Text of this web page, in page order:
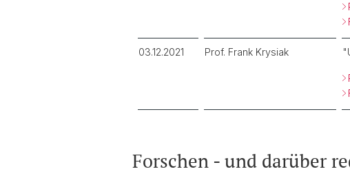
03.12.2021 Prof. Frank Krysiak
Forschen - und darüber